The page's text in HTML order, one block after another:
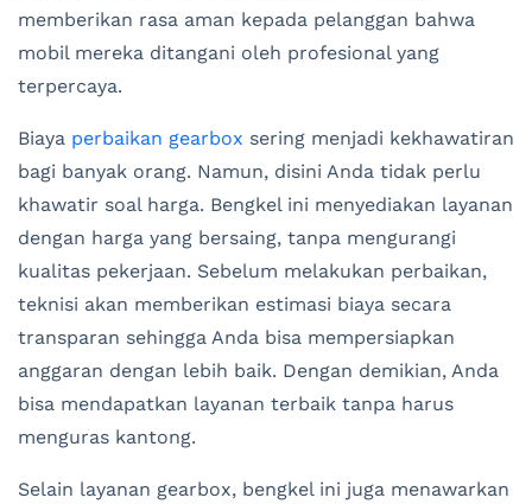
memberikan rasa aman kepada pelanggan bahwa
mobil mereka ditangani oleh profesional yang
terpercaya.
Biaya perbaikan gearbox sering menjadi kekhawatiran
bagi banyak orang. Namun, disini Anda tidak perlu
khawatir soal harga. Bengkel ini menyediakan layanan
dengan harga yang bersaing, tanpa mengurangi
kualitas pekerjaan. Sebelum melakukan perbaikan,
teknisi akan memberikan estimasi biaya secara
transparan sehingga Anda bisa mempersiapkan
anggaran dengan lebih baik. Dengan demikian, Anda
bisa mendapatkan layanan terbaik tanpa harus
menguras kantong.
Selain layanan gearbox, bengkel ini juga menawarkan